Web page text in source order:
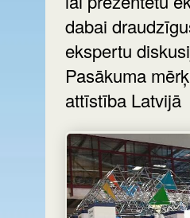
dabai
ekspertu
Pasākuma
attīstība Latvijā